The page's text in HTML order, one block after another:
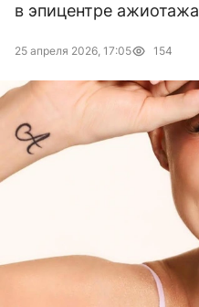
в эпицентре ажиотажа
25 апреля 2026, 17:05 154